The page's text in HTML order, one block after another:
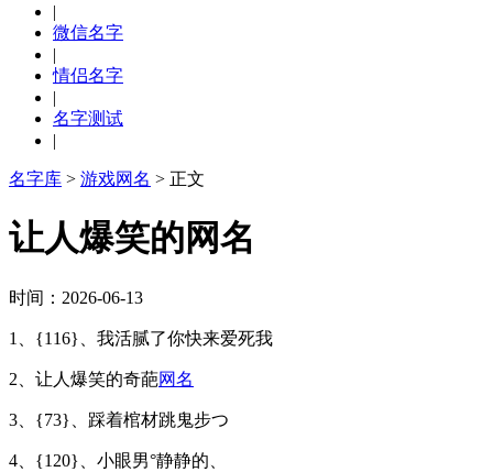
|
微信名字
|
情侣名字
|
名字测试
|
名字库 > 游戏网名 > 正文
让人爆笑的网名
时间：2026-06-13
1、{116}、我活腻了你快来爱死我
2、让人爆笑的奇葩网名
3、{73}、踩着棺材跳鬼步つ
4、{120}、小眼男°静静的、